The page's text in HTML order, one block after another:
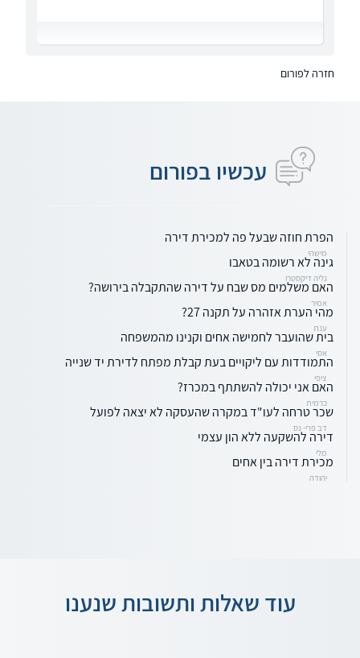
חזרה לפורום
עכשיו בפורום
הפרת חוזה שבעל פה למכירת דירה
מישהי
גינה לא רשומה בטאבו
גליה דיקסטרו
האם משלמים מס שבח על דירה שהתקבלה בירושה?
אמיר
מהי הערת אזהרה על תקנה 27?
ענת
בית שהועבר לחמישה אחים וקנינו מהמשפחה
אסי
התמודדות עם ליקויים בעת קבלת מפתח לדירת יד שנייה
ציפי
האם אני יכולה להשתתף במכרז?
כרמית
שכר טרחה לעו"ד במקרה שהעסקה לא יצאה לפועל
דב פרי- נס
דירה להשקעה ללא הון עצמי
מלי
מכירת דירה בין אחים
יהודה
עוד שאלות ותשובות שנענו